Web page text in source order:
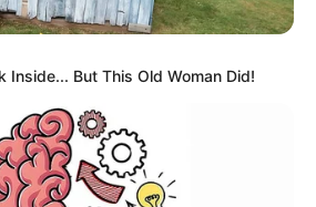
Inside... But This Old Woman Did!